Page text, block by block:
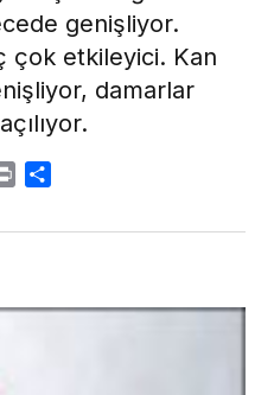
genişliyor.
çok etkileyici. Kan
damarlar
Print